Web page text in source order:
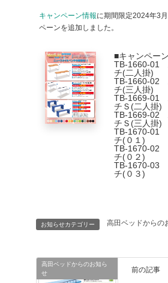
キャンペーン情報に期間限定2024年3
ペーンを追加しました。
■キャンペー
TB-1660-01
チ(二人掛)
TB-1660-02
チ(三人掛)
TB-1669-01
チＳ(二人掛)
TB-1669-02
チＳ(三人掛)
TB-1670-01
チ(０１)
TB-1670-02
チ(０２)
TB-1670-03
チ(０３)
お知らせカテゴリー 高田ベッドからの
高田ベッドからのお知ら
せ
前の記事